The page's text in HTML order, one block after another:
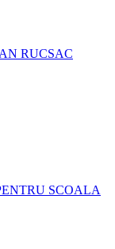
RUCSAC
SCOALA